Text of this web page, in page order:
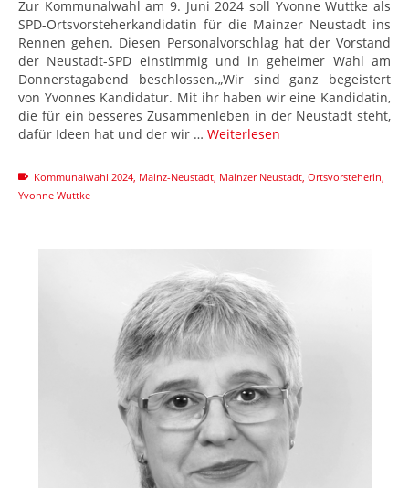
Zur Kommunalwahl am 9. Juni 2024 soll Yvonne Wuttke als
SPD-Ortsvorsteherkandidatin für die Mainzer Neustadt ins
Rennen gehen. Diesen Personalvorschlag hat der Vorstand
der Neustadt-SPD einstimmig und in geheimer Wahl am
Donnerstagabend beschlossen.„Wir sind ganz begeistert
von Yvonnes Kandidatur. Mit ihr haben wir eine Kandidatin,
die für ein besseres Zusammenleben in der Neustadt steht,
dafür Ideen hat und der wir … Weiterlesen
Kommunalwahl 2024 Mainz-Neustadt Mainzer Neustadt Ortsvorsteherin
Yvonne Wuttke